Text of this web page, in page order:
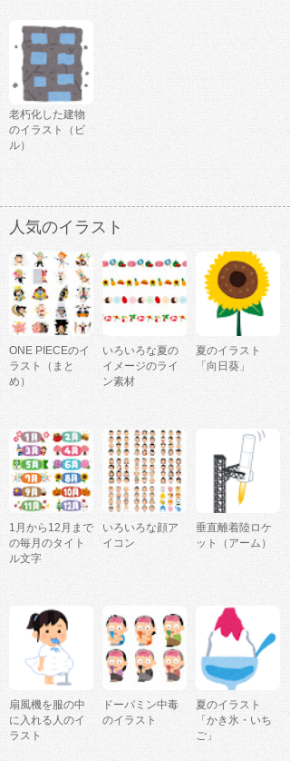
老朽化した建物
のイラスト（ビ
ル）
人気のイラスト
ONE PIECEのイ
ラスト（まと
め）
いろいろな夏の
イメージのライ
ン素材
夏のイラスト
「向日葵」
1月から12月まで
の毎月のタイト
ル文字
いろいろな顔ア
イコン
垂直離着陸ロケ
ット（アーム）
扇風機を服の中
に入れる人のイ
ラスト
ドーパミン中毒
のイラスト
夏のイラスト
「かき氷・いち
ご」